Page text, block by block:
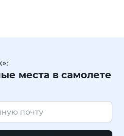
места в самолете